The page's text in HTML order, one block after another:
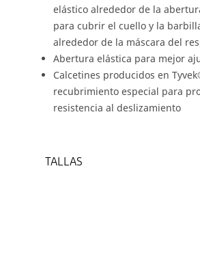
elástico alrededor de la
para cubrir el cuello y la
alrededor de la máscara del
Abertura elástica para mejor
Calcetines producidos en
recubrimiento especial para
resistencia al deslizamiento
TALLAS